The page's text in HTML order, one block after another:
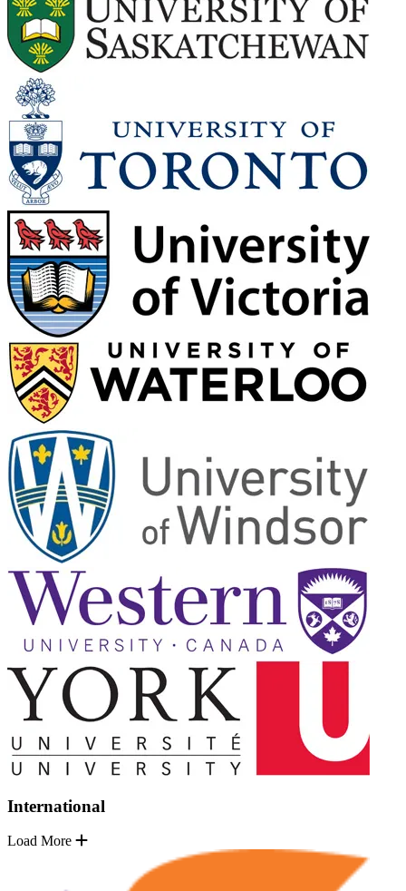
International
Load More